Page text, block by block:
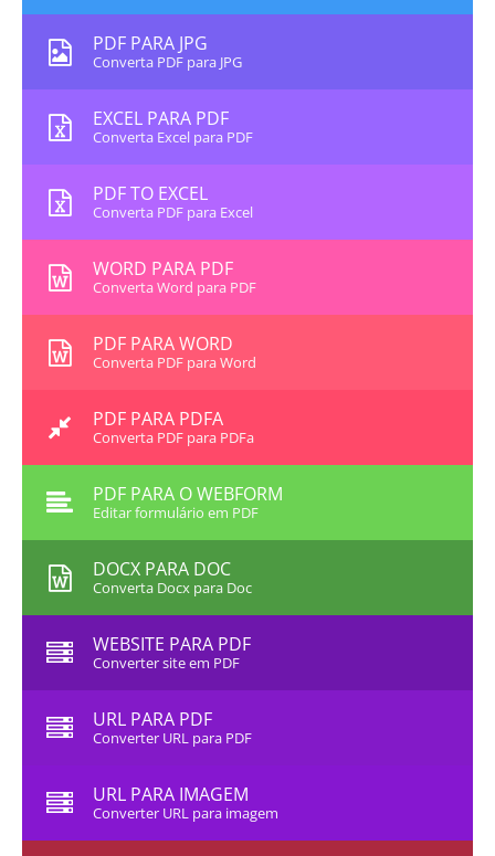
PDF PARA JPG
Converta PDF para JPG
EXCEL PARA PDF
Converta Excel para PDF
PDF TO EXCEL
Converta PDF para Excel
WORD PARA PDF
Converta Word para PDF
PDF PARA WORD
Converta PDF para Word
PDF PARA PDFA
Converta PDF para PDFa
PDF PARA O WEBFORM
Editar formulário em PDF
DOCX PARA DOC
Converta Docx para Doc
WEBSITE PARA PDF
Converter site em PDF
URL PARA PDF
Converter URL para PDF
URL PARA IMAGEM
Converter URL para imagem